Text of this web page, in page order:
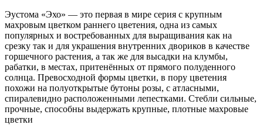
Эустома «Эхо» — это первая в мире серия с крупным
махровым цветком раннего цветения, одна из самых
популярных и востребованных для выращивания как на
срезку так и для украшения внутренних двориков в качестве
горшечного растения, а так же для высадки на клумбы,
рабатки, в местах, притенённых от прямого полуденного
солнца. Превосходной формы цветки, в пору цветения
похожи на полуоткрытые бутоны розы, с атласными,
спиралевидно расположенными лепестками. Стебли сильные,
прочные, способны выдержать крупные, плотные махровые
цветки